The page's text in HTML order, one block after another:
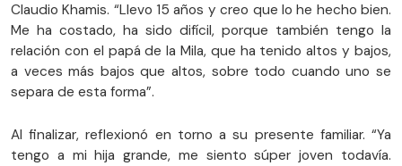
Claudio Khamis. “Llevo 15 años y creo que lo he hecho bien.
Me ha costado, ha sido difícil, porque también tengo la
relación con el papá de la Mila, que ha tenido altos y bajos,
a veces más bajos que altos, sobre todo cuando uno se
separa de esta forma”.
Al finalizar, reflexionó en torno a su presente familiar. “Ya
tengo a mi hija grande, me siento súper joven todavía.